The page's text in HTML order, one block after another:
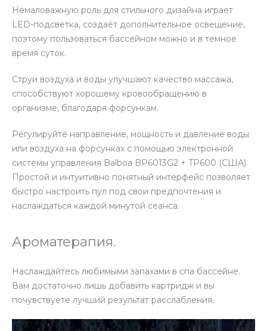
Немаловажную роль для стильного дизайна играет
LED-подсветка, создаёт дополнительное освещение,
поэтому пользоваться бассейном можно и в темное
время суток.
Струи воздуха и воды улучшают качество массажа,
способствуют хорошему кровообращению в
организме, благодаря форсункам.
Регулируйте направление, мощность и давление воды
или воздуха на форсунках с помощью электронной
системы управления Balboa BP6013G2 + TP600 (США).
Простой и интуитивно понятный интерфейс позволяет
быстро настроить пул под свои предпочтения и
наслаждаться каждой минутой сеанса.
Ароматерапия.
Наслаждайтесь любимыми запахами в спа бассейне.
Вам достаточно лишь добавить картридж и вы
почувствуете лучший результат расслабления.